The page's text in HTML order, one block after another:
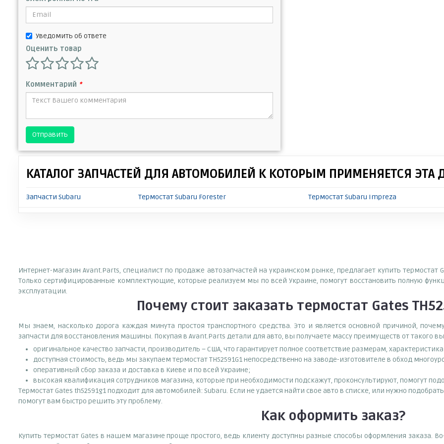
Уведомить об ответе
Оценить товар
Комментарий *
Отправить
КАТАЛОГ ЗАПЧАСТЕЙ ДЛЯ АВТОМОБИЛЕЙ К КОТОРЫМ ПРИМЕНЯЕТСЯ ЭТА
Запчасти Subaru Термостат Subaru Forester Термостат Subaru Impreza
Интернет-магазин Avant.Parts, специалист по продаже автозапчастей на украинском рынке, предлагает купить термостат
Только сертифицированные комплектующие, которые реализуем мы по всей Украине, помогут восстановить полную
эксплуатации.
Почему стоит заказать термостат Gates
Мы знаем, насколько дорога каждая минута простоя транспортного средства. Это и является основной причиной,
запчасти для восстановления машины. Покупая в Avant.Parts детали для авто, вы получаете массу преимуществ от такого
оригинальное качество запчасти, производитель – США, что гарантирует полное соответствие размерам,
доступная стоимость, ведь мы закупаем термостат TH52591G1 непосредственно на заводе-изготовителе в обход
оперативный сбор заказа и доставка в Киеве и по всей Украине;
высокая квалификация сотрудников магазина, которые при необходимости подскажут, проконсультируют, помогут
Термостат Gates th52591g1 подходит для автомобилей: Subaru. Если не удается найти свое авто в списке, или нужно
помогут вам быстро решить эту проблему.
Как оформить заказ?
Купить термостат Gates в нашем магазине проще простого, ведь клиенту доступны разные способы оформления заказа.